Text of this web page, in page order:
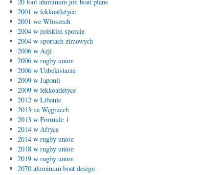
2001 w lekkoatletyce
2001 we Włoszech
2004 w polskim sporcie
2004 w sportach zimowych
2006 w Azji
2006 w rugby union
2006 w Uzbekistanie
2009 w Japonii
2009 w lekkoatletyce
2012 w Libanie
2013 na Węgrzech
2013 w Formule 1
2014 w Afryce
2014 w rugby union
2018 w rugby union
2019 w rugby union
2070 aluminum boat design